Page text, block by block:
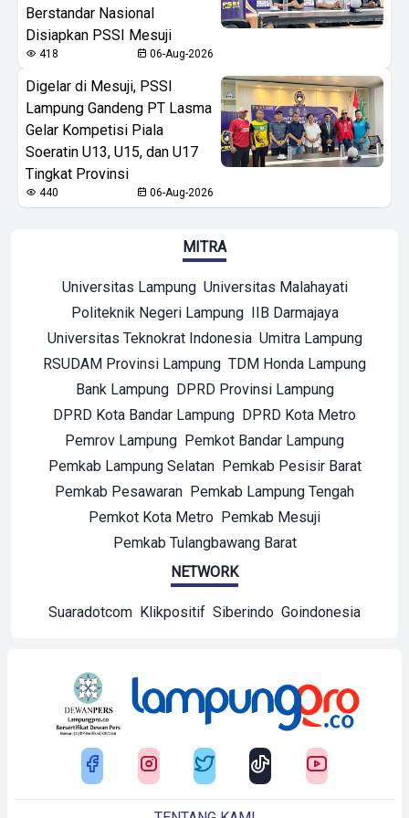
Berstandar Nasional
Disiapkan PSSI Mesuji
418 06-Aug-2026
Digelar di Mesuji, PSSI
Lampung Gandeng PT Lasma
Gelar Kompetisi Piala
Soeratin U13, U15, dan U17
Tingkat Provinsi
440 06-Aug-2026
MITRA
Universitas Lampung Universitas Malahayati
Politeknik Negeri Lampung IIB Darmajaya
Universitas Teknokrat Indonesia Umitra Lampung
RSUDAM Provinsi Lampung TDM Honda Lampung
Bank Lampung DPRD Provinsi Lampung
DPRD Kota Bandar Lampung DPRD Kota Metro
Pemrov Lampung Pemkot Bandar Lampung
Pemkab Lampung Selatan Pemkab Pesisir Barat
Pemkab Pesawaran Pemkab Lampung Tengah
Pemkot Kota Metro Pemkab Mesuji
Pemkab Tulangbawang Barat
NETWORK
Suaradotcom Klikpositif Siberindo Goindonesia